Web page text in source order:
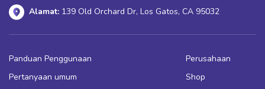
Alamat: 139 Old Orchard Dr, Los Gatos, CA 95032
Panduan Penggunaan
Pertanyaan umum
Perusahaan
Shop